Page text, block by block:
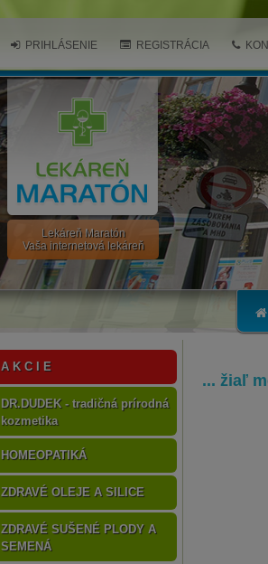
Lekáreň Maratón
Vaša internetová lekáreň
PRIHLÁSENIE REGISTRÁCIA
A K C I E
DR.DUDEK - tradičná prírodná
kozmetika
HOMEOPATIKÁ
ZDRAVÉ OLEJE A SILICE
ZDRAVÉ SUŠENÉ PLODY A
SEMENÁ
... žiaľ